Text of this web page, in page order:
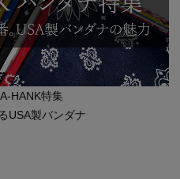
HANK特集
USA製バンダナ